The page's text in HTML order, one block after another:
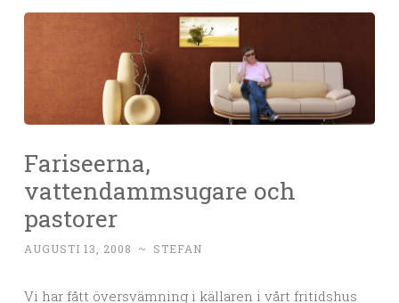
Fariseerna,
vattendammsugare och
pastorer
AUGUSTI 13, 2008 ~ STEFAN
Vi har fått översvämning i källaren i vårt fritidshus